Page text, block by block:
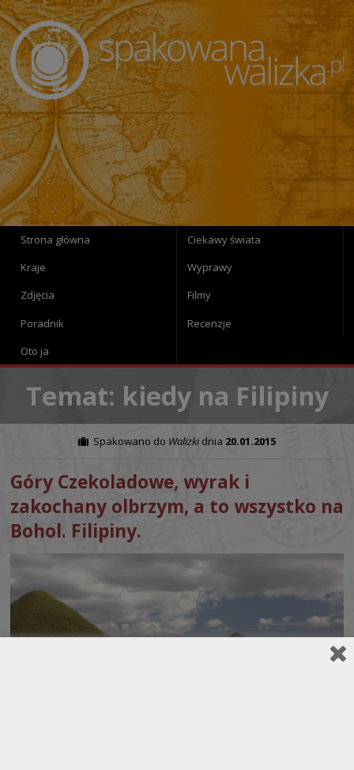
Strona główna
Ciekawy świata
Kraje
Wyprawy
Zdjęcia
Filmy
Poradnik
Recenzje
Oto ja
Temat: kiedy na Filipiny
Spakowano do Walizkidnia 20.01.2015
Góry Czekoladowe, wyrak i
zakochany olbrzym, a to wszystko na
Bohol. Filipiny.